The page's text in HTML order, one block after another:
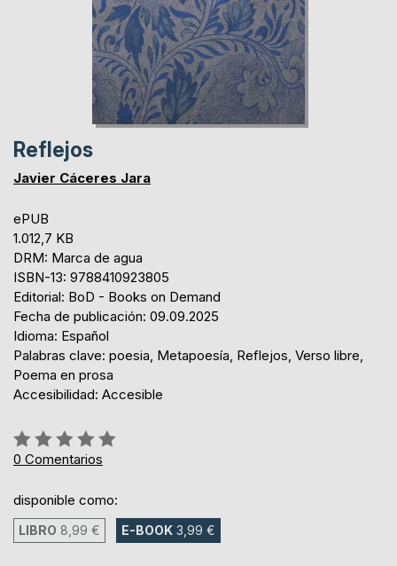
Reflejos
Javier Cáceres Jara
ePUB
1.012,7 KB
DRM: Marca de agua
ISBN-13: 9788410923805
Editorial: BoD - Books on Demand
Fecha de publicación: 09.09.2025
Idioma: Español
Palabras clave: poesia, Metapoesía, Reflejos, Verso libre,
Poema en prosa
Accesibilidad: Accesible
Rating:
0%
0 Comentarios
disponible como:
LIBRO 8,99 € E-BOOK 3,99 €